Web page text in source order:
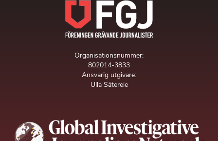
Organisationsnummer:
802014-3833
Ansvarig utgivare:
Ulla Sätereie